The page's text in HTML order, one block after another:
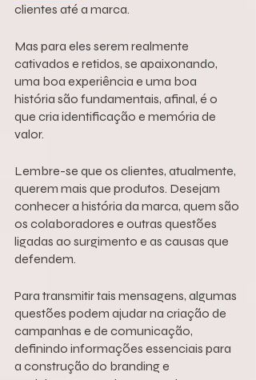
clientes até a marca.
Mas para eles serem realmente
cativados e retidos, se apaixonando,
uma boa experiência e uma boa
história são fundamentais, afinal, é o
que cria identificação e memória de
valor.
Lembre-se que os clientes, atualmente,
querem mais que produtos. Desejam
conhecer a história da marca, quem são
os colaboradores e outras questões
ligadas ao surgimento e as causas que
defendem.
Para transmitir tais mensagens, algumas
questões podem ajudar na criação de
campanhas e de comunicação,
definindo informações essenciais para
a construção do branding e